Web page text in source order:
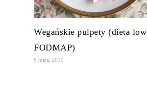
Wegańskie pulpety (dieta low
FODMAP)
6 maja, 2019